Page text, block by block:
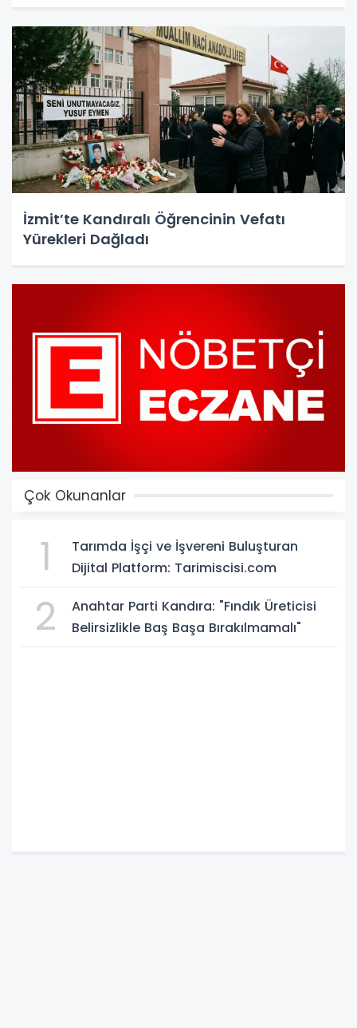
İzmit’te Kandıralı Öğrencinin Vefatı
Yürekleri Dağladı
Çok Okunanlar
1
Tarımda İşçi ve İşvereni Buluşturan
Dijital Platform: Tarimiscisi.com
2
Anahtar Parti Kandıra: "Fındık Üreticisi
Belirsizlikle Baş Başa Bırakılmamalı"